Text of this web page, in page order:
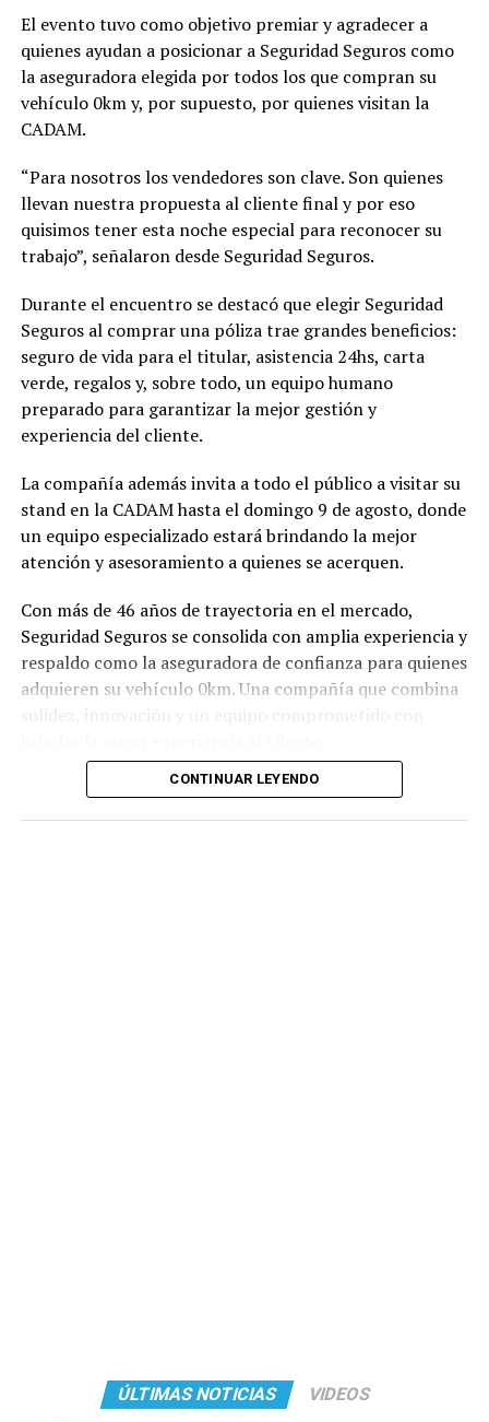
El evento tuvo como objetivo premiar y agradecer a
quienes ayudan a posicionar a Seguridad Seguros como
la aseguradora elegida por todos los que compran su
vehículo 0km y, por supuesto, por quienes visitan la
CADAM.
“Para nosotros los vendedores son clave. Son quienes
llevan nuestra propuesta al cliente final y por eso
quisimos tener esta noche especial para reconocer su
trabajo”, señalaron desde Seguridad Seguros.
Durante el encuentro se destacó que elegir Seguridad
Seguros al comprar una póliza trae grandes beneficios:
seguro de vida para el titular, asistencia 24hs, carta
verde, regalos y, sobre todo, un equipo humano
preparado para garantizar la mejor gestión y
experiencia del cliente.
La compañía además invita a todo el público a visitar su
stand en la CADAM hasta el domingo 9 de agosto, donde
un equipo especializado estará brindando la mejor
atención y asesoramiento a quienes se acerquen.
Con más de 46 años de trayectoria en el mercado,
Seguridad Seguros se consolida con amplia experiencia y
respaldo como la aseguradora de confianza para quienes
adquieren su vehículo 0km. Una compañía que combina
CONTINUAR LEYENDO
ÚLTIMAS NOTICIAS VIDEOS